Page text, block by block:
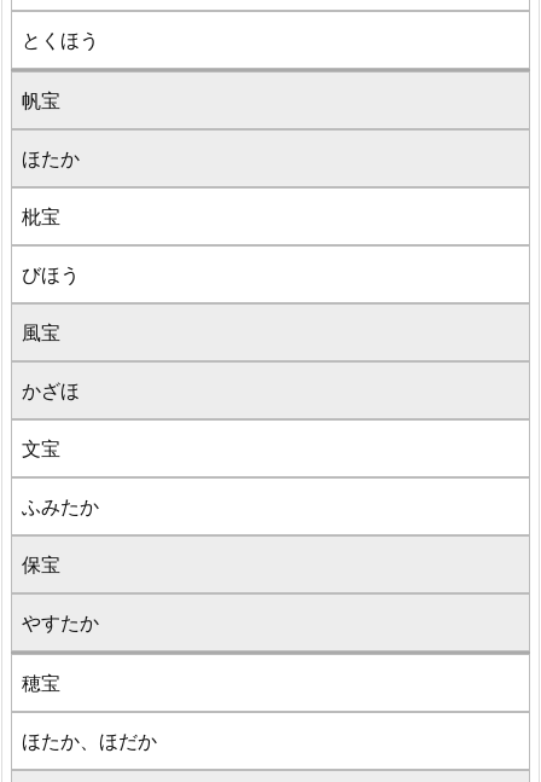
とくほう
帆宝
ほたか
枇宝
びほう
風宝
かざほ
文宝
ふみたか
保宝
やすたか
穂宝
ほたか、ほだか